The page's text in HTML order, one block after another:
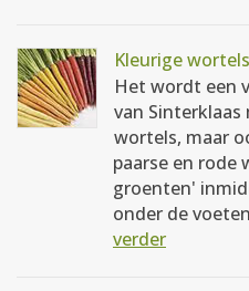
Kleurige wortels
Het wordt een
van
wortels, maar
paarse en rode
groenten'
onder de
verder